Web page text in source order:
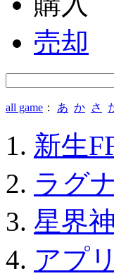
売却
all game ： あ か さ
新生
ラグ
星界
アプ